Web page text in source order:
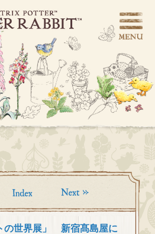
の世界展」 新宿髙島屋に